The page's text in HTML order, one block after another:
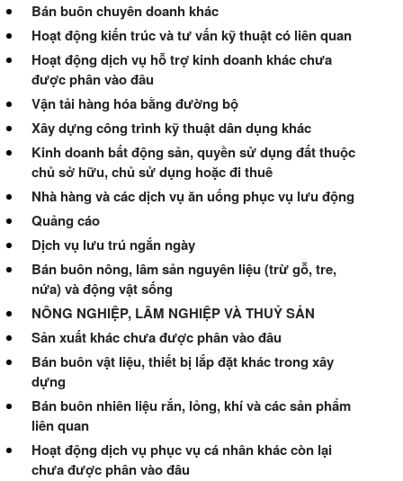
Bán buôn chuyên doanh khác
Hoạt động kiến trúc và tư vấn kỹ thuật có liên quan
Hoạt động dịch vụ hỗ trợ kinh doanh khác chưa
được phân vào đâu
Vận tải hàng hóa bằng đường bộ
Xây dựng công trình kỹ thuật dân dụng khác
Kinh doanh bất động sản, quyền sử dụng đất thuộc
chủ sở hữu, chủ sử dụng hoặc đi thuê
Nhà hàng và các dịch vụ ăn uống phục vụ lưu động
Quảng cáo
Dịch vụ lưu trú ngắn ngày
Bán buôn nông, lâm sản nguyên liệu (trừ gỗ, tre,
nứa) và động vật sống
NÔNG NGHIỆP, LÂM NGHIỆP VÀ THUỶ SẢN
Sản xuất khác chưa được phân vào đâu
Bán buôn vật liệu, thiết bị lắp đặt khác trong xây
dựng
Bán buôn nhiên liệu rắn, lỏng, khí và các sản phẩm
liên quan
Hoạt động dịch vụ phục vụ cá nhân khác còn lại
chưa được phân vào đâu